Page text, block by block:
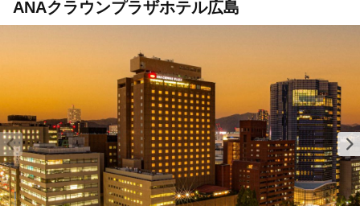
ANAクラウンプラザホテル広島